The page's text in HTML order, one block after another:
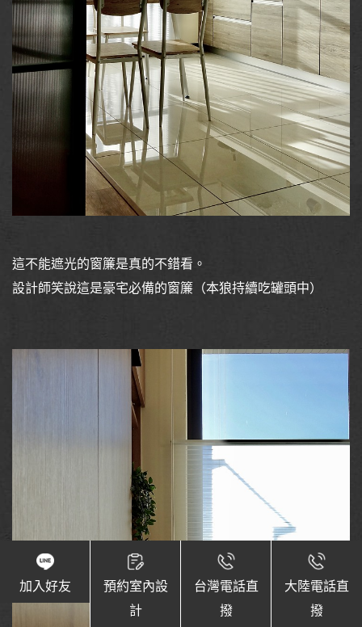
這不能遮光的窗簾是真的不錯看。
設計師笑說這是豪宅必備的窗簾（本狼持續吃罐頭中）
加入好友
預約室內設
計
台灣電話直
撥
大陸電話直
撥